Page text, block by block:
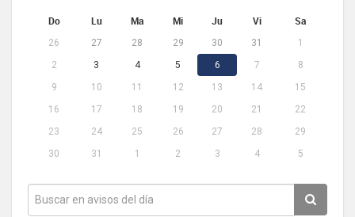
Do Lu Ma Mi Ju Vi Sa
26 27 28 29 30 31
1
2
3 4 5 6 7
8
9
10 11 12 13 14
15
16
17 18 19 20 21
22
23
24 25 26 27 28
29
30
31 1 2 3 4 5